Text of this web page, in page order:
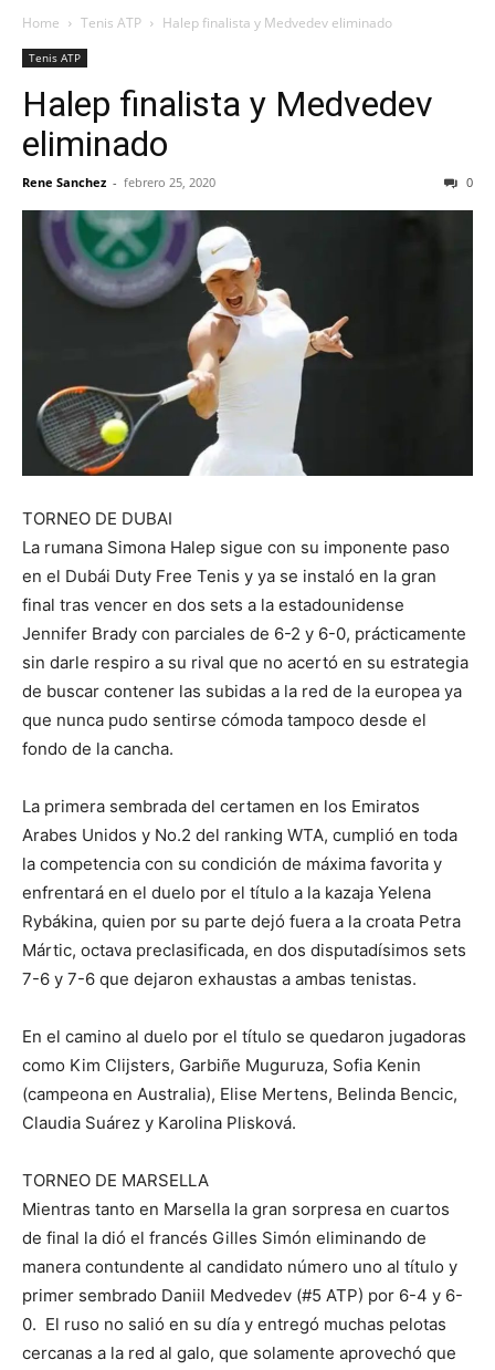
Home Tenis ATP Halep finalista y Medvedev eliminado
Tenis ATP
Halep finalista y Medvedev
eliminado
Rene Sanchez - febrero 25, 2020 0
TORNEO DE DUBAI
La rumana Simona Halep sigue con su imponente paso
en el Dubái Duty Free Tenis y ya se instaló en la gran
final tras vencer en dos sets a la estadounidense
Jennifer Brady con parciales de 6-2 y 6-0, prácticamente
sin darle respiro a su rival que no acertó en su estrategia
de buscar contener las subidas a la red de la europea ya
que nunca pudo sentirse cómoda tampoco desde el
fondo de la cancha.
La primera sembrada del certamen en los Emiratos
Arabes Unidos y No.2 del ranking WTA, cumplió en toda
la competencia con su condición de máxima favorita y
enfrentará en el duelo por el título a la kazaja Yelena
Rybákina, quien por su parte dejó fuera a la croata Petra
Mártic, octava preclasificada, en dos disputadísimos sets
7-6 y 7-6 que dejaron exhaustas a ambas tenistas.
En el camino al duelo por el título se quedaron jugadoras
como Kim Clijsters, Garbiñe Muguruza, Sofia Kenin
(campeona en Australia), Elise Mertens, Belinda Bencic,
Claudia Suárez y Karolina Plisková.
TORNEO DE MARSELLA
Mientras tanto en Marsella la gran sorpresa en cuartos
de final la dió el francés Gilles Simón eliminando de
manera contundente al candidato número uno al título y
primer sembrado Daniil Medvedev (#5 ATP) por 6-4 y 6-
0. El ruso no salió en su día y entregó muchas pelotas
cercanas a la red al galo, que solamente aprovechó que